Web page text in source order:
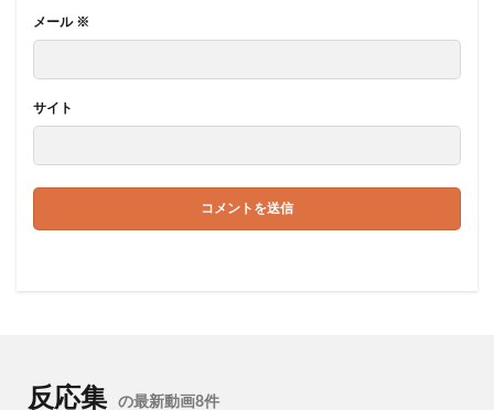
メール ※
サイト
反応集 の最新動画8件